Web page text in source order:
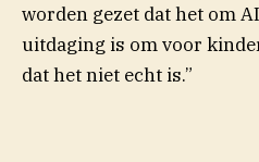
worden gezet dat het om
uitdaging is om voor
dat het niet echt is.”